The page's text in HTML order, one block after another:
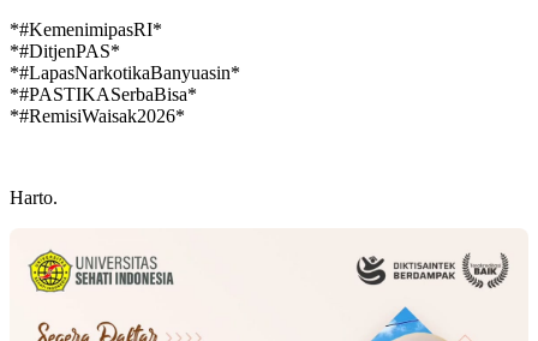
*#KemenimipasRI*
*#DitjenPAS*
*#LapasNarkotikaBanyuasin*
*#PASTIKASerbaBisa*
*#RemisiWaisak2026*
Harto.